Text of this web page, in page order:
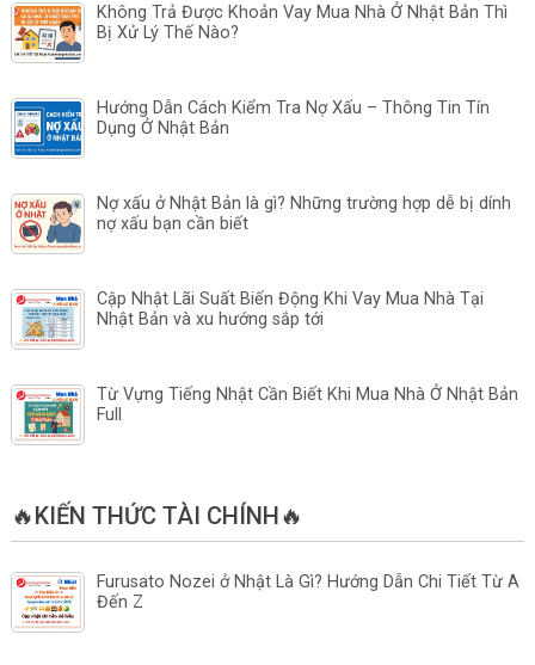
Không Trả Được Khoản Vay Mua Nhà Ở Nhật Bản Thì
Bị Xử Lý Thế Nào?
Hướng Dẫn Cách Kiểm Tra Nợ Xấu – Thông Tin Tín
Dụng Ở Nhật Bản
Nợ xấu ở Nhật Bản là gì? Những trường hợp dễ bị dính
nợ xấu bạn cần biết
Cập Nhật Lãi Suất Biến Động Khi Vay Mua Nhà Tại
Nhật Bản và xu hướng sắp tới
Từ Vựng Tiếng Nhật Cần Biết Khi Mua Nhà Ở Nhật Bản
Full
🔥KIẾN THỨC TÀI CHÍNH🔥
Furusato Nozei ở Nhật Là Gì? Hướng Dẫn Chi Tiết Từ A
Đến Z